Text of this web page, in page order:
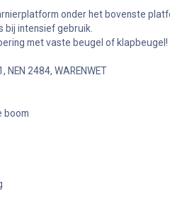
onder het bovenste
intensief gebruik.
met vaste beugel of klapbeugel!
NEN 2484, WARENWET
boom